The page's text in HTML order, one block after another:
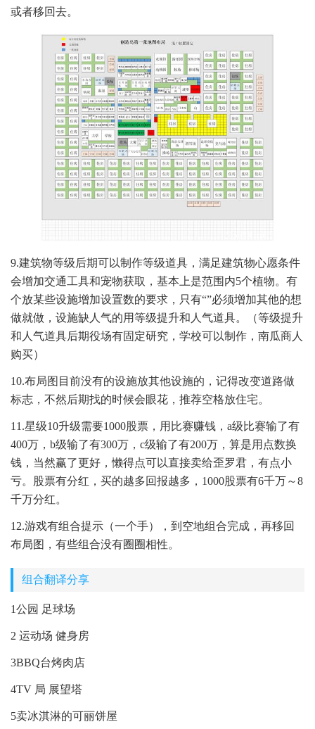
或者移回去。
9.建筑物等级后期可以制作等级道具，满足建筑物心愿条件
会增加交通工具和宠物获取，基本上是范围内5个植物。有
个放某些设施增加设置数的要求，只有“”必须增加其他的想
做就做，设施缺人气的用等级提升和人气道具。（等级提升
和人气道具后期役场有固定研究，学校可以制作，南瓜商人
购买）
10.布局图目前没有的设施放其他设施的，记得改变道路做
标志，不然后期找的时候会眼花，推荐空格放住宅。
11.星级10升级需要1000股票，用比赛赚钱，a级比赛输了有
400万，b级输了有300万，c级输了有200万，算是用点数换
钱，当然赢了更好，懒得点可以直接卖给歪罗君，有点小
亏。股票有分红，买的越多回报越多，1000股票有6千万～8
千万分红。
12.游戏有组合提示（一个手），到空地组合完成，再移回
布局图，有些组合没有圈圈相性。
组合翻译分享
1公园 足球场
2 运动场 健身房
3BBQ台烤肉店
4TV 局 展望塔
5卖冰淇淋的可丽饼屋